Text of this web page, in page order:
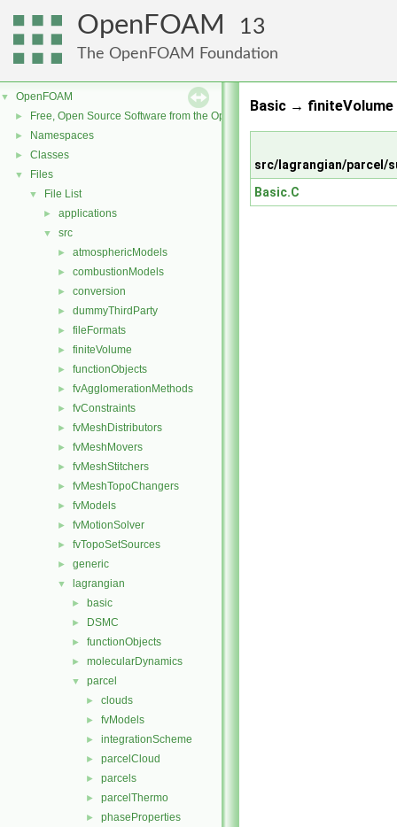
OpenFOAM 13
The OpenFOAM Foundation
▼ OpenFOAM
► Free, Open Source Software from the OpenFOAM Foundation
► Namespaces
► Classes
▼ Files
▼ File List
► applications
▼ src
► atmosphericModels
► combustionModels
► conversion
► dummyThirdParty
► fileFormats
► finiteVolume
► functionObjects
► fvAgglomerationMethods
► fvConstraints
► fvMeshDistributors
► fvMeshMovers
► fvMeshStitchers
► fvMeshTopoChangers
► fvModels
► fvMotionSolver
► fvTopoSetSources
► generic
▼ lagrangian
► basic
► DSMC
► functionObjects
► molecularDynamics
▼ parcel
► clouds
► fvModels
► integrationScheme
► parcelCloud
► parcels
► parcelThermo
► phaseProperties
Basic → finiteVolume
src/lagrangian/parcel/
Basic.C